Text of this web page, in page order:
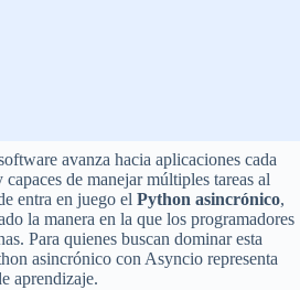
avanza hacia aplicaciones cada
de manejar múltiples tareas al
entra en juego el Python asincrónico,
la manera en la que los programadores
Para quienes buscan dominar esta
asincrónico con Asyncio representa
aprendizaje.